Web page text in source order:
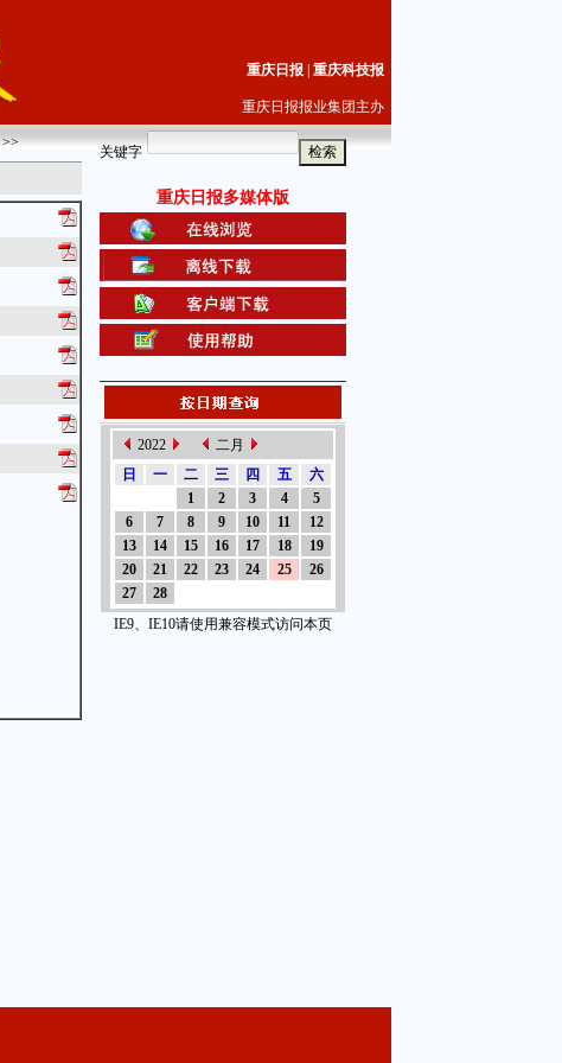
重庆日报 重庆科技报
重庆日报报业集团主办
>>
关键字
重庆日报多媒体版
2022
二月
日
一 二 三 四 五
六
1
2 3 4
5
6
7 8 9 10 11
12
13
14 15 16 17 18
19
20
21 22 23 24 25
26
27
28
IE9、IE10请使用兼容模式访问本页